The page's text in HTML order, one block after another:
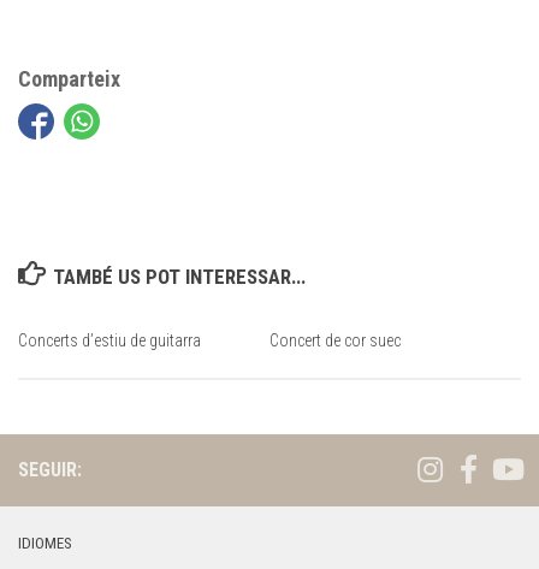
Comparteix
TAMBÉ US POT INTERESSAR...
Concerts d’estiu de guitarra Concert de cor suec
SEGUIR:
IDIOMES